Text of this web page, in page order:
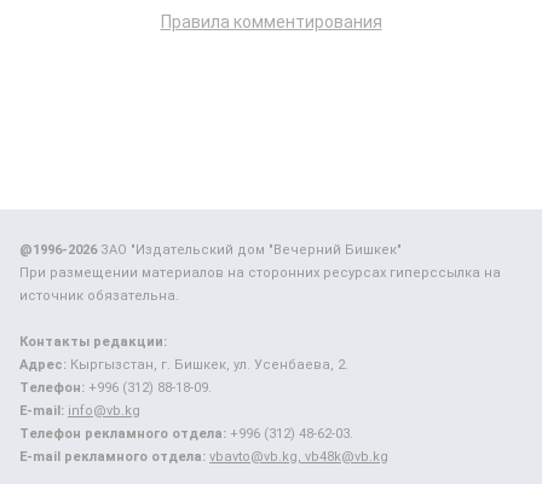
Правила комментирования
@1996-2026ЗАО "Издательский дом "Вечерний Бишкек"
При размещении материалов на сторонних ресурсах гиперссылка на
источник обязательна.
Контакты редакции:
Адрес: Кыргызстан, г. Бишкек, ул. Усенбаева, 2.
Телефон: +996 (312) 88-18-09.
E-mail: info@vb.kg
Телефон рекламного отдела: +996 (312) 48-62-03.
E-mail рекламного отдела: vbavto@vb.kg, vb48k@vb.kg